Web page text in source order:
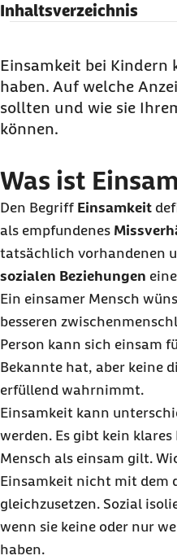
Inhaltsverzeichnis
Wie kann ich
ist?
Einsamkeit bei Kindern:
Risikofaktoren
Folgen der Einsamkeit
Jugendliche
Mein Kind ist einsam
Hilfe bei Einsamkeit
Einsamkeit bei Kindern
haben. Auf welche
sollten und wie sie
können.
Was ist
Den Begriff Einsamkeit
als empfundenes
tatsächlich vorhandenen
sozialen Beziehungen
Ein einsamer Mensch
besseren
Person kann sich einsam
Bekannte hat, aber keine
erfüllend wahrnimmt.
Einsamkeit kann
werden. Es gibt kein
Mensch als einsam gilt.
Einsamkeit nicht mit dem
gleichzusetzen. Sozial
wenn sie keine oder nur
haben.